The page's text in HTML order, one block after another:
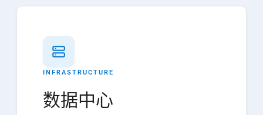
INFRASTRUCTURE
数据中心